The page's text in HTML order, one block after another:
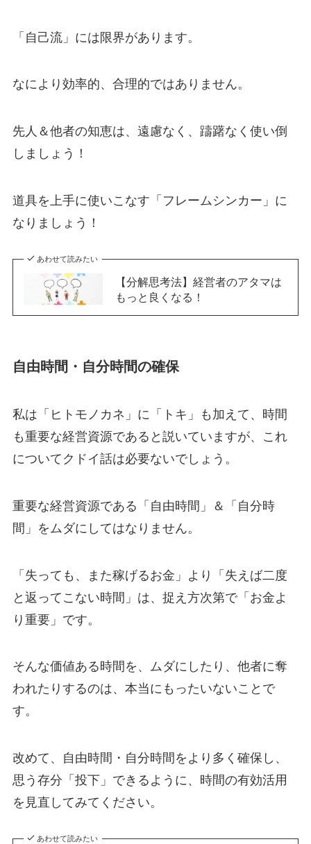
「自己流」には限界があります。
なにより効率的、合理的ではありません。
先人＆他者の知恵は、遠慮なく、躊躇なく使い倒
しましょう！
道具を上手に使いこなす「フレームシンカー」に
なりましょう！
あわせて読みたい
【分解思考法】経営者のアタマは
もっと良くなる！
自由時間・自分時間の確保
私は「ヒトモノカネ」に「トキ」も加えて、時間
も重要な経営資源であると説いていますが、これ
についてクドイ話は必要ないでしょう。
重要な経営資源である「自由時間」＆「自分時
間」をムダにしてはなりません。
「失っても、また稼げるお金」より「失えば二度
と返ってこない時間」は、捉え方次第で「お金よ
り重要」です。
そんな価値ある時間を、ムダにしたり、他者に奪
われたりするのは、本当にもったいないことで
す。
改めて、自由時間・自分時間をより多く確保し、
思う存分「投下」できるように、時間の有効活用
を見直してみてください。
あわせて読みたい